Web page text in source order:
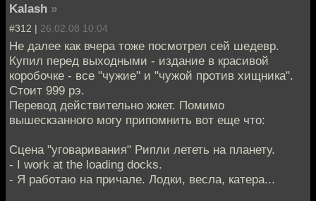
Kalash »
#312 | 26.02.08 10:04
Не далее как вчера тоже посмотрел сей шедевр.
Купил перед выходными - издание в красивой
коробочке - все "чужие" и "чужой против хищника".
Стоит 999 рэ.
Перевод действительно жжет. Помимо
вышескзанного могу припомнить вот еще что:
Сцена "уговаривания" Рипли лететь на планету.
- I work at the loading docks.
- Я работаю на причале. Лодки, весла, катера...